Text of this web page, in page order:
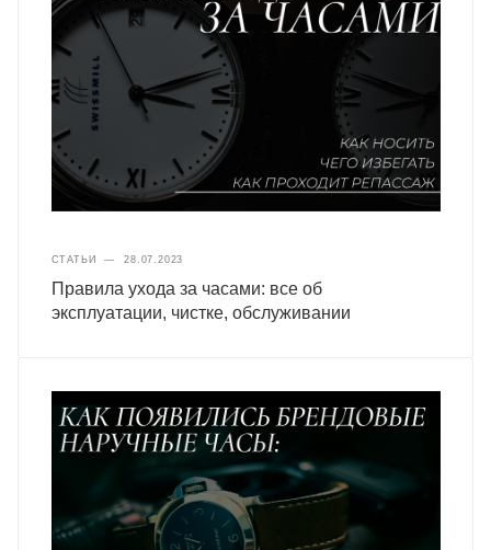
СТАТЬИ — 28.07.2023
Правила ухода за часами: все об
эксплуатации, чистке, обслуживании